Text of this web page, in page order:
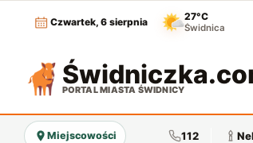
Czwartek, 6 sierpnia
27°C
Świdnica
Świdniczka
PORTAL MIASTA ŚWIDNICY
Miejscowości 112